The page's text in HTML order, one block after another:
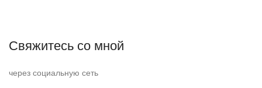
Свяжитесь со мной
через социальную сеть